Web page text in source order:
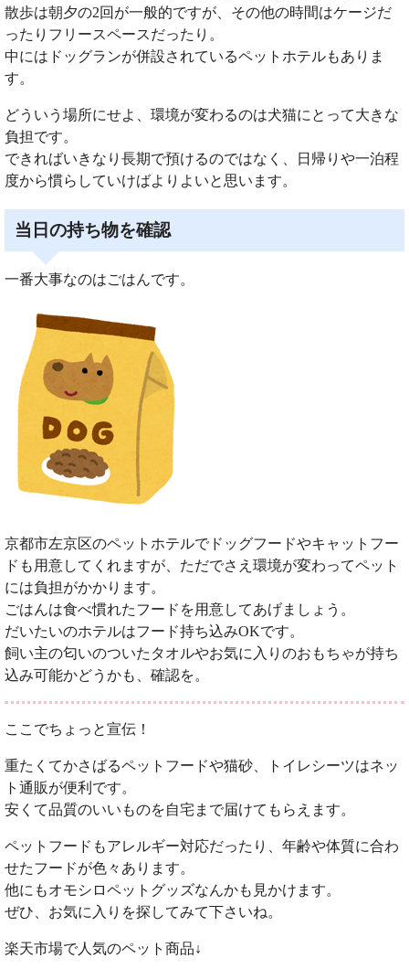
散歩は朝夕の2回が一般的ですが、その他の時間はケージだ
ったりフリースペースだったり。
中にはドッグランが併設されているペットホテルもありま
す。
どういう場所にせよ、環境が変わるのは犬猫にとって大きな
負担です。
できればいきなり長期で預けるのではなく、日帰りや一泊程
度から慣らしていけばよりよいと思います。
当日の持ち物を確認
一番大事なのはごはんです。
京都市左京区のペットホテルでドッグフードやキャットフー
ドも用意してくれますが、ただでさえ環境が変わってペット
には負担がかかります。
ごはんは食べ慣れたフードを用意してあげましょう。
だいたいのホテルはフード持ち込みOKです。
飼い主の匂いのついたタオルやお気に入りのおもちゃが持ち
込み可能かどうかも、確認を。
ここでちょっと宣伝！
重たくてかさばるペットフードや猫砂、トイレシーツはネッ
ト通販が便利です。
安くて品質のいいものを自宅まで届けてもらえます。
ペットフードもアレルギー対応だったり、年齢や体質に合わ
せたフードが色々あります。
他にもオモシロペットグッズなんかも見かけます。
ぜひ、お気に入りを探してみて下さいね。
楽天市場で人気のペット商品↓